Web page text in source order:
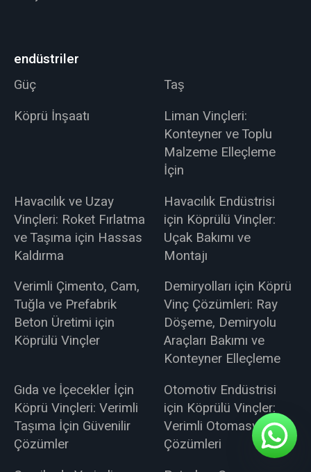
endüstriler
Güç
Taş
Köprü İnşaatı
Liman Vinçleri:
Konteyner ve Toplu
Malzeme Elleçleme
İçin
Havacılık ve Uzay
Vinçleri: Roket Fırlatma
ve Taşıma için Hassas
Kaldırma
Havacılık Endüstrisi
için Köprülü Vinçler:
Uçak Bakımı ve
Montajı
Verimli Çimento, Cam,
Tuğla ve Prefabrik
Beton Üretimi için
Köprülü Vinçler
Demiryolları için Köprü
Vinç Çözümleri: Ray
Döşeme, Demiryolu
Araçları Bakımı ve
Konteyner Elleçleme
Gıda ve İçecekler İçin
Köprü Vinçleri: Verimli
Taşıma İçin Güvenilir
Çözümler
Otomotiv Endüstrisi
için Köprülü Vinçler:
Verimli Otomasyon
Çözümleri